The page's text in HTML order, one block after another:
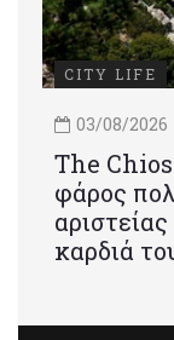
CITY LIFE
03/08/2026
Τhe
φάρος
καρδιά